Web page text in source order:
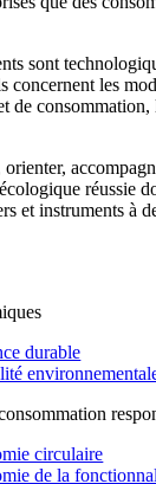
sont
concernent les
de
réussie
et instruments à
durable
circulaire
de la